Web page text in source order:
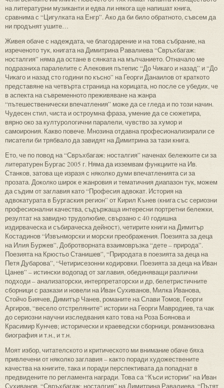
на литературни музиканти и едва ли някога ще напишат книга,
сравнима с “Цигулката на Енгр”. Ако да би било обратното, съвсем да
ни продънят ушите…
Живея обаче с надеждата, че благодарение и на това събрание, на
изреченото тук, книгата на Димитрина Равалиева “Свръхбагаж:
носталгия” няма да остане в сянката на мълчанието. Отначало ме
подразниха паралелите с Алековия пътепис “До Чикаго и назад” и “До
Чикаго и назад сто години по късно” на Георги Данаилов от краткото
представяне на четвърта страница на корицата, но после се убедих, че
в аспекта на съвременното преживяване на жанра
“пътешественически впечатления” може да се гледа и по този начин.
Чудесен стил, чиста и остроумна фраза, умение да се сюжетира,
вярно око за културологични паралели, чувство за хумор и
самоирония. Какво повече. Мнозина отдавна професионализирали се
писатели би трябвало да завидят на Димитрина за тази книга.
Ето, че по повод на “Свръхбагаж: носталгия” наченах бележките си за
литературен Бургас 2005 г. Няма да изземвам функциите на Ив.
Станков, затова ще изразя с няколко думи впечатленията си за
прозата. Доколко широк е жанровия и тематичния диапазон тук, можем
да съдим от заглавия като “Професия адвокат. История на
адвокатурата в Бургаския регион” от Кирил Кънев (книга със сериозни
професионални качества, съдържаща интересни портретни бележки,
резултат на завидно трудолюбие, свързано с 40 годишна
издирваческа и събираческа дейност), четирите книги на Димитър
Костадинов “Извънморски и морски преображения. Поезията за деца
на Илия Буржев”, Добротворната взаимовръзка “дете – природа”.
Поезията на Крюстьо Станишев”, “Природата в поезията за деца на
Петя Дубарова”, “Четирисезонни кодировки. Поезията за деца на Иван
Цанев” – истински водопад от заглавия, обединяващи различни
подходи – анализаторски, интерпретаторски и др, белетристичните
сборници с разкази и новели на Иван Сухиванов, Милка Иванова,
Стойчо Биячев, Димитър Чанев, романите на Слави Томов, Георги
Аргиров, “весело отстреляните” истории на Георги Мавродиев, та чак
до сериозни научни изследвания като това на Роза Боянова и
Красимир Кунчев; исторически и краеведски сборници, романизована
биография и т.н., и т.н.
Моят избор, читателското и критическото ми внимание обаче бяха
привлечени от няколко заглавия – както поради художествените
качества на книгите, така и поради перспективата да попаднат в
предвидените по регламента награди. Това са “Къси истории” на Иван
Сухиванов, “Свръхбагаж: носталгия” на Димитрина Равалиева, “Пътят